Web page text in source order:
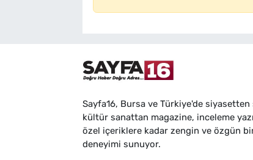
Sayfa16, Bursa ve Türkiye'de siyasetten
kültür sanattan magazine, inceleme
özel içeriklere kadar zengin ve özgün
deneyimi sunuyor.